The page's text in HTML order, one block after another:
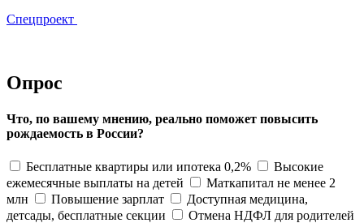
Спецпроект
Опрос
Что, по вашему мнению, реально поможет повысить
рождаемость в России?
Бесплатные квартиры или ипотека 0,2%
Высокие
ежемесячные выплаты на детей
Маткапитал не менее 2
млн
Повышение зарплат
Доступная медицина,
детсады, бесплатные секции
Отмена НДФЛ для родителей